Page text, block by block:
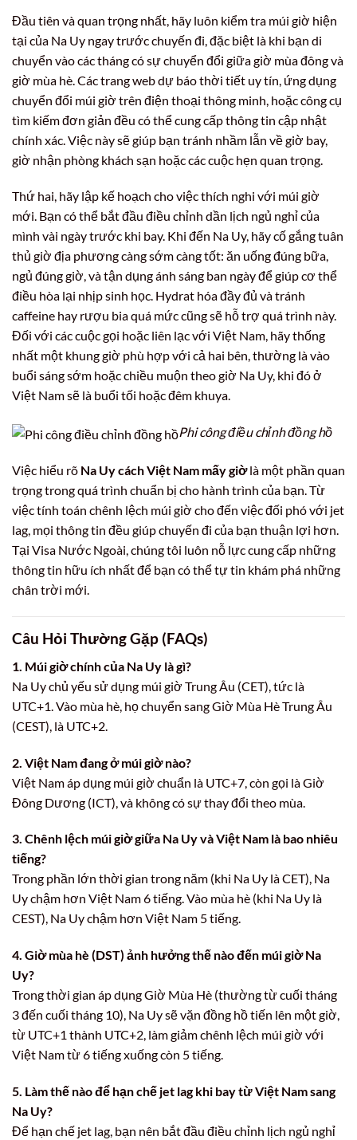
Đầu tiên và quan trọng nhất, hãy luôn kiểm tra múi giờ hiện
tại của Na Uy ngay trước chuyến đi, đặc biệt là khi bạn di
chuyển vào các tháng có sự chuyển đổi giữa giờ mùa đông và
giờ mùa hè. Các trang web dự báo thời tiết uy tín, ứng dụng
chuyển đổi múi giờ trên điện thoại thông minh, hoặc công cụ
tìm kiếm đơn giản đều có thể cung cấp thông tin cập nhật
chính xác. Việc này sẽ giúp bạn tránh nhầm lẫn về giờ bay,
giờ nhận phòng khách sạn hoặc các cuộc hẹn quan trọng.
Thứ hai, hãy lập kế hoạch cho việc thích nghi với múi giờ
mới. Bạn có thể bắt đầu điều chỉnh dần lịch ngủ nghỉ của
mình vài ngày trước khi bay. Khi đến Na Uy, hãy cố gắng tuân
thủ giờ địa phương càng sớm càng tốt: ăn uống đúng bữa,
ngủ đúng giờ, và tận dụng ánh sáng ban ngày để giúp cơ thể
điều hòa lại nhịp sinh học. Hydrat hóa đầy đủ và tránh
caffeine hay rượu bia quá mức cũng sẽ hỗ trợ quá trình này.
Đối với các cuộc gọi hoặc liên lạc với Việt Nam, hãy thống
nhất một khung giờ phù hợp với cả hai bên, thường là vào
buổi sáng sớm hoặc chiều muộn theo giờ Na Uy, khi đó ở
Việt Nam sẽ là buổi tối hoặc đêm khuya.
Phi công điều chỉnh đồng hồ
Việc hiểu rõ Na Uy cách Việt Nam mấy giờlà một phần quan
trọng trong quá trình chuẩn bị cho hành trình của bạn. Từ
việc tính toán chênh lệch múi giờ cho đến việc đối phó với jet
lag, mọi thông tin đều giúp chuyến đi của bạn thuận lợi hơn.
Tại Visa Nước Ngoài, chúng tôi luôn nỗ lực cung cấp những
thông tin hữu ích nhất để bạn có thể tự tin khám phá những
chân trời mới.
Câu Hỏi Thường Gặp (FAQs)
1. Múi giờ chính của Na Uy là gì?
Na Uy chủ yếu sử dụng múi giờ Trung Âu (CET), tức là
UTC+1. Vào mùa hè, họ chuyển sang Giờ Mùa Hè Trung Âu
(CEST), là UTC+2.
2. Việt Nam đang ở múi giờ nào?
Việt Nam áp dụng múi giờ chuẩn là UTC+7, còn gọi là Giờ
Đông Dương (ICT), và không có sự thay đổi theo mùa.
3. Chênh lệch múi giờ giữa Na Uy và Việt Nam là bao nhiêu
tiếng?
Trong phần lớn thời gian trong năm (khi Na Uy là CET), Na
Uy chậm hơn Việt Nam 6 tiếng. Vào mùa hè (khi Na Uy là
CEST), Na Uy chậm hơn Việt Nam 5 tiếng.
4. Giờ mùa hè (DST) ảnh hưởng thế nào đến múi giờ Na
Uy?
Trong thời gian áp dụng Giờ Mùa Hè (thường từ cuối tháng
3 đến cuối tháng 10), Na Uy sẽ vặn đồng hồ tiến lên một giờ,
từ UTC+1 thành UTC+2, làm giảm chênh lệch múi giờ với
Việt Nam từ 6 tiếng xuống còn 5 tiếng.
5. Làm thế nào để hạn chế jet lag khi bay từ Việt Nam sang
Na Uy?
Để hạn chế jet lag, bạn nên bắt đầu điều chỉnh lịch ngủ nghỉ